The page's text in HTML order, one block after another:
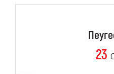
23